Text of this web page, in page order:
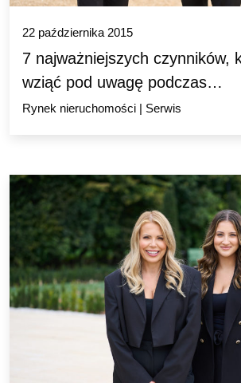
22 października 2015
7 najważniejszych czynników,
wziąć pod uwagę podczas…
Rynek nieruchomości| Serwis